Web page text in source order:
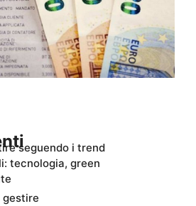
seguendo i trend
tecnologia, green
gestire